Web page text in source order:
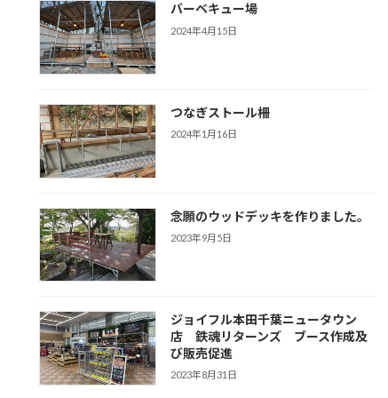
バーベキュー場
2024年4月15日
つなぎストール柵
2024年1月16日
念願のウッドデッキを作りました。
2023年9月5日
ジョイフル本田千葉ニュータウン
店 鉄魂リターンズ ブース作成及
び販売促進
2023年8月31日